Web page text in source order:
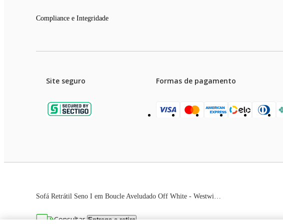
Consultar Entrega e retira
Compliance e Integridade
Site seguro Formas de pagamento
Preços e condições de pagamento válidos
As imagens dos produtos são meramente ilustrativas. Todos os preços